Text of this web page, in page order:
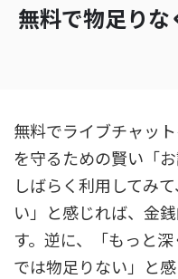
無料で物足り
無料でライブチャッ
を守るための賢い「お
しばらく利用してみ
い」と感じれば、金
す。逆に、「もっと
では物足りない」と